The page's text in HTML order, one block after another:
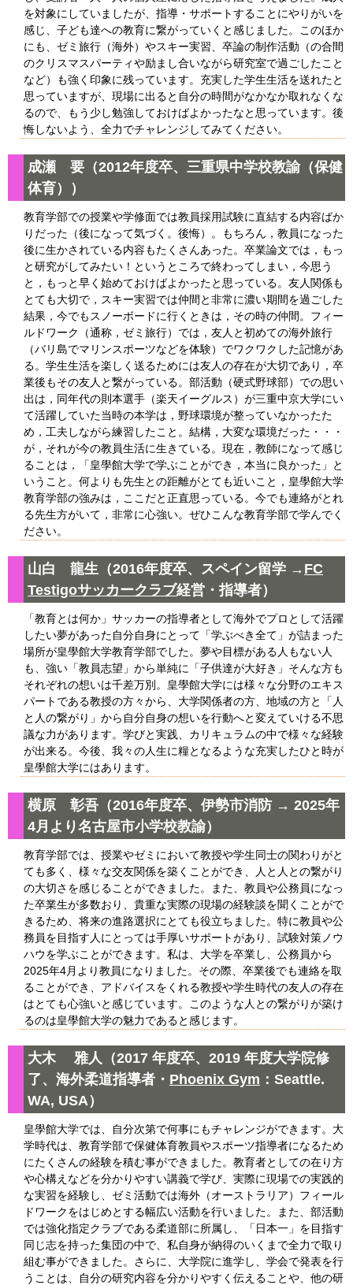
を対象にしていましたが、指導・サポートすることにやりがいを
感じ、子ども達への教育に繋がっていくと感じました。このほか
にも、ゼミ旅行（海外）やスキー実習、卒論の制作活動（の合間
のクリスマスパーティや励まし合いながら研究室で過ごしたこと
など）も強く印象に残っています。充実した学生生活を送れたと
思っていますが、現場に出ると自分の時間がなかなか取れなくな
るので、もう少し勉強しておけばよかったなと思っています。後
悔しないよう、全力でチャレンジしてみてください。
成瀬 要（2012年度卒、三重県中学校教諭（保健
体育））
教育学部での授業や学修面では教員採用試験に直結する内容ばか
りだった（後になって気づく。後悔）。もちろん，教員になった
後に生かされている内容もたくさんあった。卒業論文では，もっ
と研究がしてみたい！というところで終わってしまい，今思う
と，もっと早く始めておけばよかったと思っている。友人関係も
とても大切で，スキー実習では仲間と非常に濃い期間を過ごした
結果，今でもスノーボードに行くときは，その時の仲間。フィー
ルドワーク（通称，ゼミ旅行）では，友人と初めての海外旅行
（バリ島でマリンスポーツなどを体験）でワクワクした記憶があ
る。学生生活を楽しく送るためには友人の存在が大切であり，卒
業後もその友人と繋がっている。部活動（硬式野球部）での思い
出は，同年代の則本選手（楽天イーグルス）が三重中京大学にい
て活躍していた当時の本学は，野球環境が整っていなかったた
め，工夫しながら練習したこと。結構，大変な環境だった・・・
が，それが今の教員生活に生きている。現在，教師になって感じ
ることは，「皇學館大学で学ぶことができ，本当に良かった」と
いうこと。何よりも先生との距離がとても近いこと，皇學館大学
教育学部の強みは，ここだと正直思っている。今でも連絡がとれ
る先生方がいて，非常に心強い。ぜひこんな教育学部で学んでく
ださい。
山白 龍生（2016年度卒、スペイン留学 → FC
Testigoサッカークラブ経営・指導者）
「教育とは何か」サッカーの指導者として海外でプロとして活躍
したい夢があった自分自身にとって「学ぶべき全て」が詰まった
場所が皇學館大学教育学部でした。夢や目標がある人もない人
も、強い「教員志望」から単純に「子供達が大好き」そんな方も
それぞれの想いは千差万別。皇學館大学には様々な分野のエキス
パートである教授の方々から、大学関係者の方、地域の方と「人
と人の繋がり」から自分自身の想いを行動へと変えていける不思
議な力があります。学びと実践、カリキュラムの中で様々な経験
が出来る。今後、我々の人生に糧となるような充実したひと時が
皇學館大学にはあります。
横原 彰吾（2016年度卒、伊勢市消防 → 2025年
4月より名古屋市小学校教諭）
教育学部では、授業やゼミにおいて教授や学生同士の関わりがと
ても多く、様々な交友関係を築くことができ、人と人との繋がり
の大切さを感じることができました。また、教員や公務員になっ
た卒業生が多数おり、貴重な実際の現場の経験談を聞くことがで
きるため、将来の進路選択にとても役立ちました。特に教員や公
務員を目指す人にとっては手厚いサポートがあり、試験対策ノウ
ハウを学ぶことができます。私は、大学を卒業し、公務員から
2025年4月より教員になりました。その際、卒業後でも連絡を取
ることができ、アドバイスをくれる教授や学生時代の友人の存在
はとても心強いと感じています。このような人との繋がりが築け
るのは皇學館大学の魅力であると感じます。
⼤⽊ 雅⼈（2017 年度卒、2019 年度大学院修
了、海外柔道指導者・ Phoenix Gym ：Seattle.
WA, USA）
皇學館⼤学では、⾃分次第で何事にもチャレンジができます。⼤
学時代は、教育学部で保健体育教員やスポーツ指導者になるため
にたくさんの経験を積む事ができました。教育者としての在り⽅
や⼼構えなどを分かりやすい講義で学び、実際に現場での実践的
な実習を経験し、ゼミ活動では海外（オーストラリア）フィール
ドワークをはじめとする幅広い活動を⾏いました。また、部活動
では強化指定クラブである柔道部に所属し、「⽇本⼀」を⽬指す
同じ志を持った集団の中で、私⾃⾝が納得のいくまで全⼒で取り
組む事ができました。さらに、⼤学院に進学し、学会で発表を⾏
うことは、⾃分の研究内容を分かりやすく伝えることや、他の研